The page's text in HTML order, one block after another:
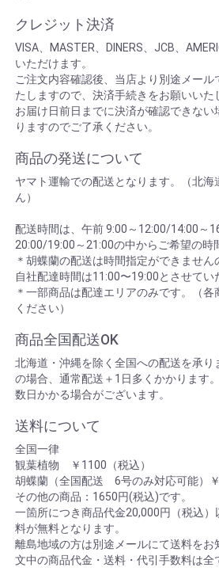
クレジット決済
VISA、MASTER、DINERS、JCB、
いただけます。
ご注文内容確認後、当店より別途メール
たしますので、決済手続きをお願いいた
お届け日前日までに決済が確認できな
りますのでご了承ください。
商品の発送について
ヤマト運輸での配送となります。（北
ん）
配送時間は、午前 9:00～12:00/14:00～
20:00/19:00～21:00の中からご希望の時
＊胡蝶蘭の配送は時間指定ができません
自社配達時間は11:00〜19:00とさせてい
＊一部商品は配達エリアのみです。（
ください）
商品全国配送OK
北海道・沖縄を除く全国への配送を承り
の場合、通常配送＋1日多くかかります
数日かかる場合がございます。
送料について
全国一律
観葉植物 ￥1100（税込）
胡蝶蘭（全国配送 6号のみ対応可能）￥
その他の商品：1650円(税込)です。
一箇所につき商品代金20,000円（税込
料が無料となります。
離島地域の方は別途メールにて送料をお
文中の商品代金・送料・代引手数料は全